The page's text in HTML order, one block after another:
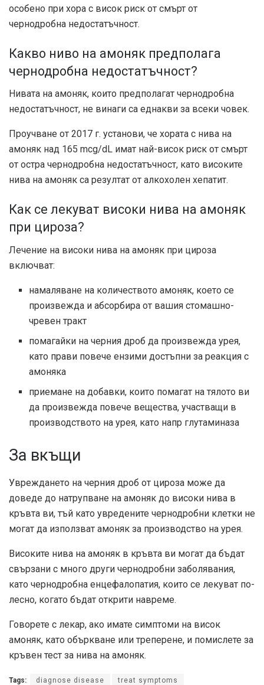
особено при хора с висок риск от смърт от
чернодробна недостатъчност.
Какво ниво на амоняк предполага
чернодробна недостатъчност?
Нивата на амоняк, които предполагат чернодробна
недостатъчност, не винаги са еднакви за всеки човек.
Проучване от 2017 г. установи, че хората с нива на
амоняк над 165 mcg/dL имат най-висок риск от смърт
от остра чернодробна недостатъчност, като високите
нива на амоняк са резултат от алкохолен хепатит.
Как се лекуват високи нива на амоняк
при цироза?
Лечение на високи нива на амоняк при цироза
включват:
намаляване на количеството амоняк, което се
произвежда и абсорбира от вашия стомашно-
чревен тракт
помагайки на черния дроб да произвежда урея,
като прави повече ензими достъпни за реакция с
амоняка
приемане на добавки, които помагат на тялото ви
да произвежда повече вещества, участващи в
производството на урея, като напр глутаминаза
За вкъщи
Увреждането на черния дроб от цироза може да
доведе до натрупване на амоняк до високи нива в
кръвта ви, тъй като увредените чернодробни клетки не
могат да използват амоняк за производство на урея.
Високите нива на амоняк в кръвта ви могат да бъдат
свързани с много други чернодробни заболявания,
като чернодробна енцефалопатия, които се лекуват по-
лесно, когато бъдат открити навреме.
Говорете с лекар, ако имате симптоми на висок
амоняк, като объркване или треперене, и помислете за
кръвен тест за нива на амоняк.
Tags: diagnose disease treat symptoms